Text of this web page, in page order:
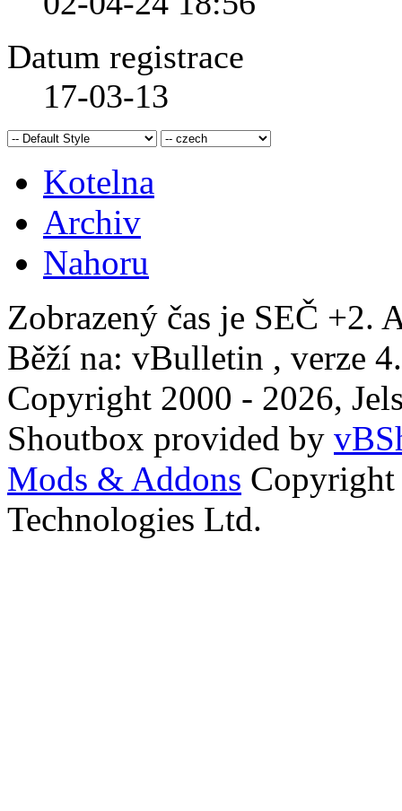
Datum registrace
17-03-13
Kotelna
Archiv
Nahoru
Zobrazený čas je SEČ +2.
Běží na: vBulletin , verze
Copyright 2000 - 2026,
Shoutbox provided by
Mods & Addons
Technologies Ltd.